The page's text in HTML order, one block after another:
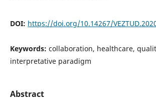
DOI: https://doi.org/10.14267/
Keywords: collaboration, healthcare,
interpretative paradigm
Abstract